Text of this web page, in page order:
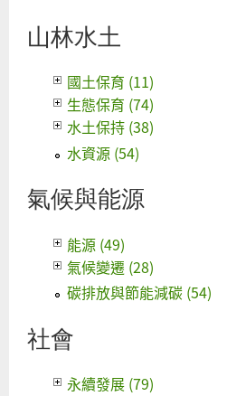
山林水土
國土保育 (11)
生態保育 (74)
水土保持 (38)
水資源 (54)
氣候與能源
能源 (49)
氣候變遷 (28)
碳排放與節能減碳 (54)
社會
永續發展 (79)